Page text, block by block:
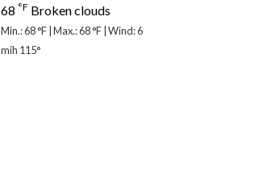
68 °F Broken clouds
Min.: 68 °F | Max.: 68 °F | Wind: 6
mih 115°